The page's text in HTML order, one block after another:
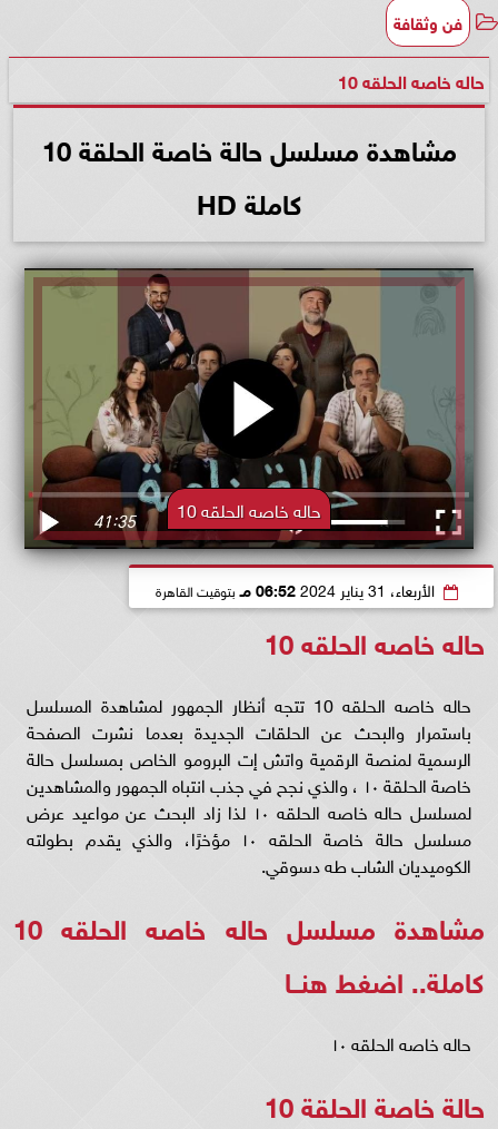
فن وثقافة
حاله خاصه الحلقه 10
مشاهدة مسلسل حالة خاصة الحلقة 10
كاملة HD
حاله خاصه الحلقه 10
الأربعاء، 31 يناير 2024 06:52 مـ بتوقيت القاهرة
حاله خاصه الحلقه 10
حاله خاصه الحلقه 10 تتجه أنظار الجمهور لمشاهدة المسلسل
باستمرار والبحث عن الحلقات الجديدة بعدما نشرت الصفحة
الرسمية لمنصة الرقمية واتش إت البرومو الخاص بمسلسل حالة
خاصة الحلقة ١٠ ، والذي نجح في جذب انتباه الجمهور والمشاهدين
لمسلسل حاله خاصه الحلقه ١٠ لذا زاد البحث عن مواعيد عرض
مسلسل حالة خاصة الحلقه ١٠ مؤخرًا، والذي يقدم بطولته
الكوميديان الشاب طه دسوقي.
مشاهدة مسلسل حاله خاصه الحلقه 10
كاملة.. اضغط هنــا
حاله خاصه الحلقه ١٠
حالة خاصة الحلقة 10